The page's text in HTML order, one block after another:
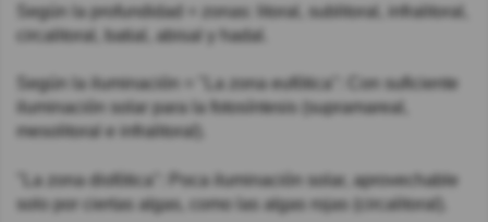
Según la profundidad = zonas: litoral, sublitoral, infralitoral,
circalitoral, batial, abisal y hadal.
Según la iluminación = "La zona eufótica": Con suficiente
iluminación solar para la fotosíntesis (supramareal,
mesolitoral e infralitoral).
"La zona disfótica": Poca iluminación solar, aprovechable
solo por ciertas algas, como las algas rojas (circalitoral).